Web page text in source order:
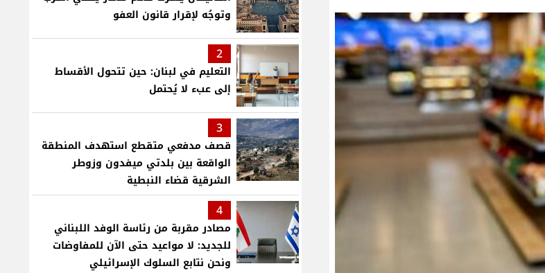
وتوجُه لإقرار قانون العفو
2
التعليم في لبنان: حين تتحول الأقساط
إلى عبء لا يُحتمل
3
قصف مدفعي متقطع استهدف المنطقة
الواقعة بين بلدتي ميفدون وزوطر
الشرقية قضاء النبطية
4
مصادر مقربة من رئاسة الوفد اللبناني
للجديد: لا مواعيد حتى الآن للمفاوضات
ونحن نتابع السلوك الإسرائيلي